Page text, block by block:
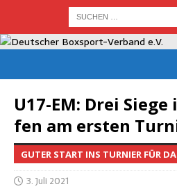
U17-EM: Drei
fen am ers­ten
GUTER START INS TURNIER FÜR
3. Juli 2021